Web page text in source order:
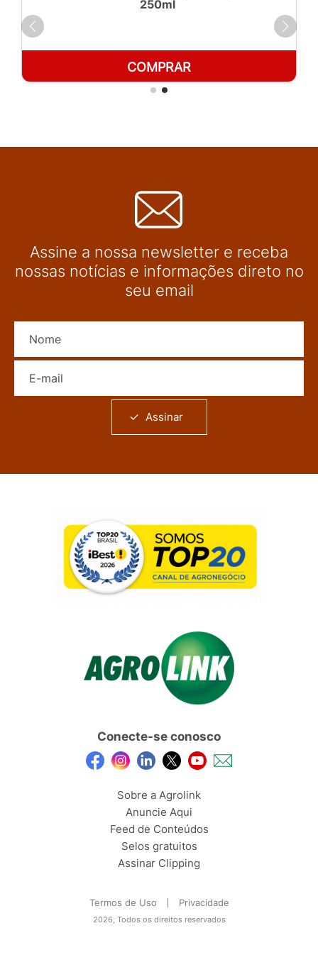
250ml
COMPRAR
Assine a nossa newsletter e receba
nossas notícias e informações direto no
seu email
Assinar
Conecte-se conosco
Sobre a Agrolink
Anuncie Aqui
Feed de Conteúdos
Selos gratuitos
Assinar Clipping
Termos de Uso Privacidade
2026, Todos os direitos reservados